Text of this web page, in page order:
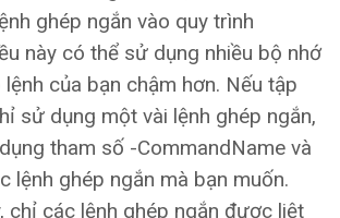
ghép ngắn vào quy trình
này có thể sử dụng nhiều bộ nhớ
của bạn chậm hơn. Nếu tập
sử dụng một vài lệnh ghép ngắn,
tham số -CommandName và
lệnh ghép ngắn mà bạn muốn.
chỉ các lệnh ghép ngắn được liệt